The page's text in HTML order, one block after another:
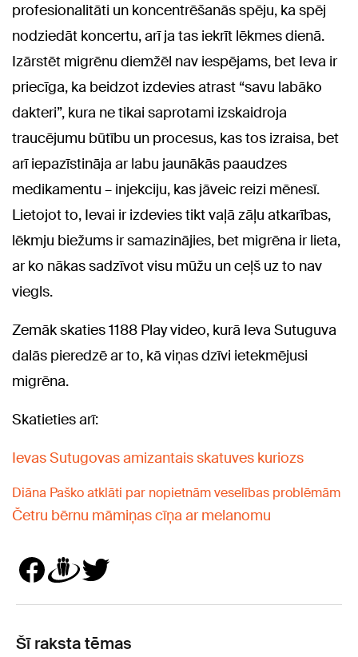
profesionalitāti un koncentrēšanās spēju, ka spēj
nodziedāt koncertu, arī ja tas iekrīt lēkmes dienā.
Izārstēt migrēnu diemžēl nav iespējams, bet Ieva ir
priecīga, ka beidzot izdevies atrast “savu labāko
dakteri”, kura ne tikai saprotami izskaidroja
traucējumu būtību un procesus, kas tos izraisa, bet
arī iepazīstināja ar labu jaunākās paaudzes
medikamentu – injekciju, kas jāveic reizi mēnesī.
Lietojot to, Ievai ir izdevies tikt vaļā zāļu atkarības,
lēkmju biežums ir samazinājies, bet migrēna ir lieta,
ar ko nākas sadzīvot visu mūžu un ceļš uz to nav
viegls.
Zemāk skaties1188 Playvideo, kurā Ieva Sutuguva
dalās pieredzē ar to, kā viņas dzīvi ietekmējusi
migrēna.
Skatieties arī:
Ievas Sutugovas amizantais skatuves kuriozs
Diāna Paško atklāti par nopietnām veselības problēmām
Četru bērnu māmiņas cīņa ar melanomu
Šī raksta tēmas